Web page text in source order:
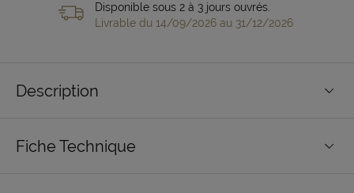
Disponible sous 2 à 3 jours ouvrés.
Livrable du 14/09/2026 au 31/12/2026
Description
Fiche Technique